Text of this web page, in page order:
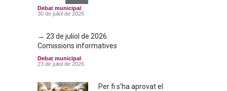
Debat municipal
30 de juliol de 2026
→ 23 de juliol de 2026.
Comissions informatives
Debat municipal
23 de juliol de 2026
Per fi s'ha aprovat el